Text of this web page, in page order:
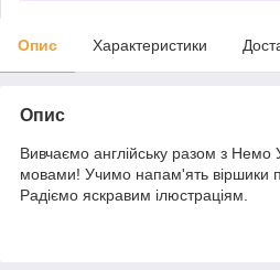
Опис Характеристики
Опис
Вивчаємо англійську разом з
мовами! Учимо напам'ять віршики
Радіємо яскравим ілюстраціям.